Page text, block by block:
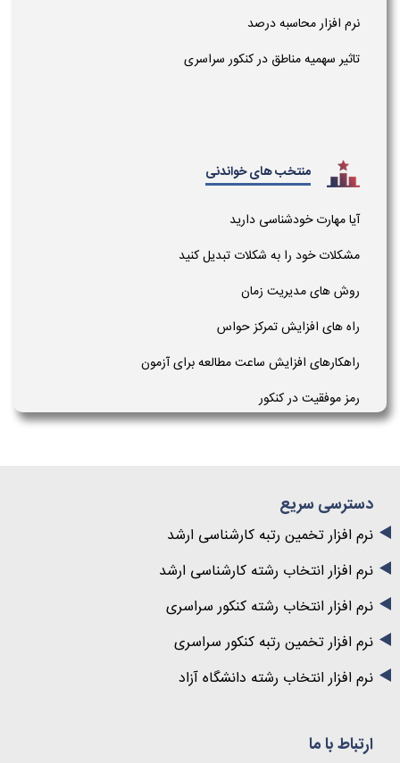
نرم افزار محاسبه درصد
تاثیر سهمیه مناطق در کنکور سراسری
منتخب های خواندنی
آیا مهارت خودشناسی دارید
مشکلات خود را به شکلات تبدیل کنید
روش های مدیریت زمان
راه های افزایش تمرکز حواس
راهکارهای افزایش ساعت مطالعه برای آزمون
رمز موفقیت در کنکور
دسترسی سریع
نرم افزار تخمین رتبه کارشناسی ارشد
نرم افزار انتخاب رشته کارشناسی ارشد
نرم افزار انتخاب رشته کنکور سراسری
نرم افزار تخمین رتبه کنکور سراسری
نرم افزار انتخاب رشته دانشگاه آزاد
ارتباط با ما